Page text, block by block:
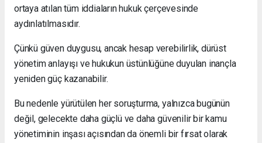
ortaya atılan tüm iddiaların hukuk çerçevesinde
aydınlatılmasıdır.
Çünkü güven duygusu, ancak hesap verebilirlik, dürüst
yönetim anlayışı ve hukukun üstünlüğüne duyulan inançla
yeniden güç kazanabilir.
Bu nedenle yürütülen her soruşturma, yalnızca bugünün
değil, gelecekte daha güçlü ve daha güvenilir bir kamu
yönetiminin inşası açısından da önemli bir fırsat olarak